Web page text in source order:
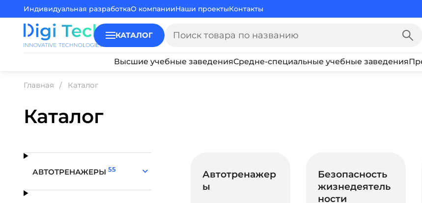
Индивидуальная разработкаО компанииНаши проектыКонтакты
КАТАЛОГ
Высшие учебные заведенияСредне-специальные учебные заведения
Главная Каталог
Каталог
АВТОТРЕНАЖЕРЫ55
Автотренажер
ы
Безопасность
жизнедеятель
ности